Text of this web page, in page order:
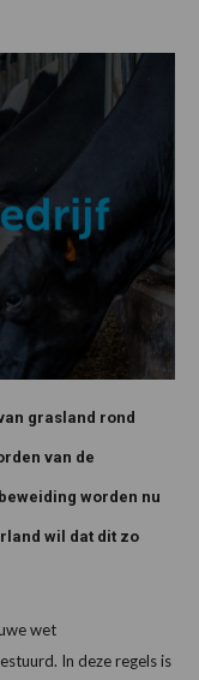
grasland rond
van de
worden nu
wil dat dit zo
wet
In deze regels is